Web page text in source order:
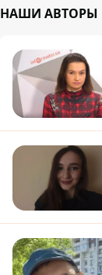
НАШИ АВТОРЫ